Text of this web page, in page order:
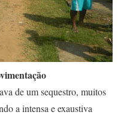
de um sequestro, muitos
a intensa e exaustiva